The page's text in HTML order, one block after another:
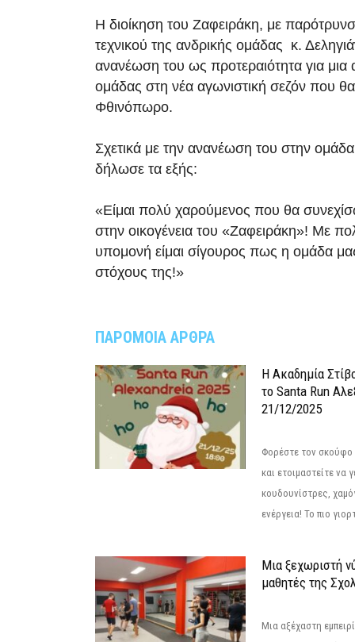
Η διοίκηση του Ζαφειράκη, με
τεχνικού της ανδρικής ομάδας κ.
ανανέωση του ως προτεραιότητα για μια
ομάδας στη νέα αγωνιστική σεζόν που θα
Φθινόπωρο.
Σχετικά με την ανανέωση του στην
δήλωσε τα εξής:
«Είμαι πολύ χαρούμενος που θα
στην οικογένεια του «Ζαφειράκη»! Με
υπομονή είμαι σίγουρος πως η ομάδα
στόχους της!»
ΠΑΡΟΜΟΙΑ ΑΡΘΡΑ
Η Ακαδημία
το Santa Run
21/12/2025
Φορέστε τον σκούφο
και ετοιμαστείτε να
κουδουνίστρες,
ενέργεια! Το πιο
Μια ξεχωριστή
μαθητές της
Μια αξέχαστη